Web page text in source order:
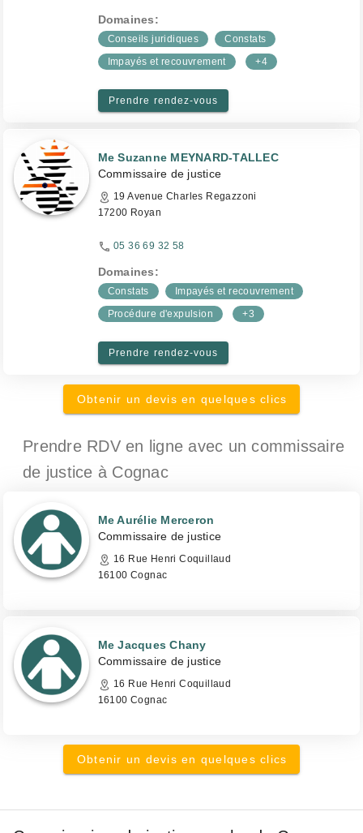
Domaines:
Conseils juridiques
Constats
Impayés et recouvrement
+4
Prendre rendez-vous
Me Suzanne MEYNARD-TALLEC
Commissaire de justice
19 Avenue Charles Regazzoni
17200 Royan
05 36 69 32 58
Domaines:
Constats
Impayés et recouvrement
Procédure d'expulsion
+3
Prendre rendez-vous
Obtenir un devis en quelques clics
Prendre RDV en ligne avec un commissaire
de justice à Cognac
Me Aurélie Merceron
Commissaire de justice
16 Rue Henri Coquillaud
16100 Cognac
Me Jacques Chany
Commissaire de justice
16 Rue Henri Coquillaud
16100 Cognac
Obtenir un devis en quelques clics